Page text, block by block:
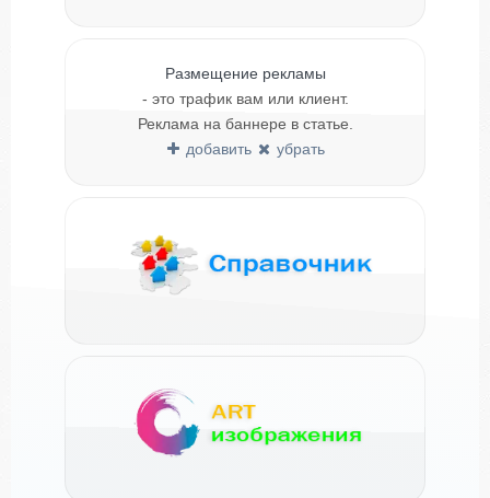
Размещение рекламы
- это трафик вам или клиент.
Реклама на баннере в статье.
добавить
убрать